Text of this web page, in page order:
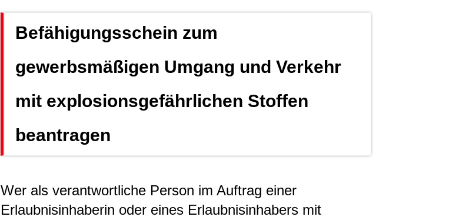
Befähigungsschein zum
gewerbsmäßigen Umgang und Verkehr
mit explosionsgefährlichen Stoffen
beantragen
Wer als verantwortliche Person im Auftrag einer
Erlaubnisinhaberin oder eines Erlaubnisinhabers mit